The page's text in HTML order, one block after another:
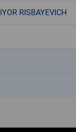
RISBAYEVICH